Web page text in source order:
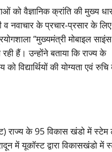
को वैज्ञानिक क्रांति की मुख्य
व नवाचार के प्रचार-प्रसार के लिए
’’मुख्यमंत्री मोबाइल साइंस
हैं। उन्होंने बताया कि राज्य के
विद्यार्थियों की योग्यता एवं
राज्य के 95 विकास खंडो में
में यूकॉस्ट द्वारा विकासखंडो में